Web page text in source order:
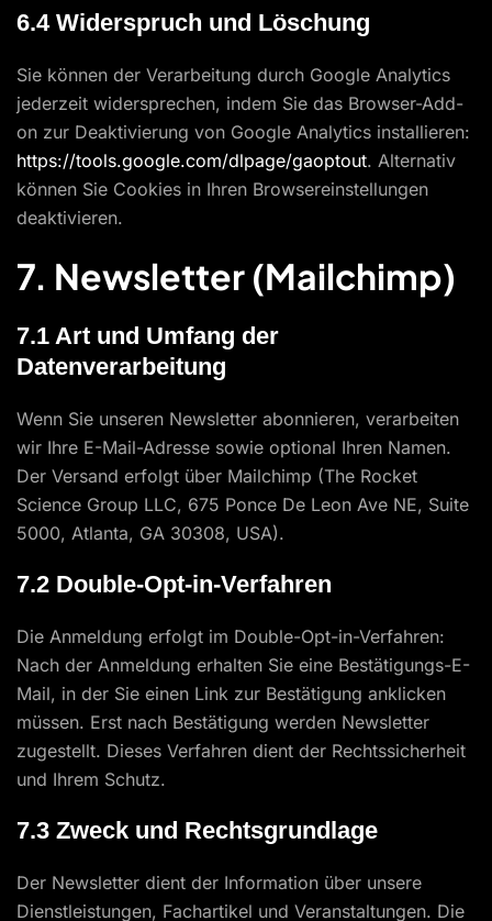
6.4 Widerspruch und Löschung
Sie können der Verarbeitung durch Google Analytics
jederzeit widersprechen, indem Sie das Browser-Add-
on zur Deaktivierung von Google Analytics installieren:
https://tools.google.com/dlpage/gaoptout. Alternativ
können Sie Cookies in Ihren Browsereinstellungen
deaktivieren.
7. Newsletter (Mailchimp)
7.1 Art und Umfang der
Datenverarbeitung
Wenn Sie unseren Newsletter abonnieren, verarbeiten
wir Ihre E-Mail-Adresse sowie optional Ihren Namen.
Der Versand erfolgt über Mailchimp (The Rocket
Science Group LLC, 675 Ponce De Leon Ave NE, Suite
5000, Atlanta, GA 30308, USA).
7.2 Double-Opt-in-Verfahren
Die Anmeldung erfolgt im Double-Opt-in-Verfahren:
Nach der Anmeldung erhalten Sie eine Bestätigungs-E-
Mail, in der Sie einen Link zur Bestätigung anklicken
müssen. Erst nach Bestätigung werden Newsletter
zugestellt. Dieses Verfahren dient der Rechtssicherheit
und Ihrem Schutz.
7.3 Zweck und Rechtsgrundlage
Der Newsletter dient der Information über unsere
Dienstleistungen, Fachartikel und Veranstaltungen. Die